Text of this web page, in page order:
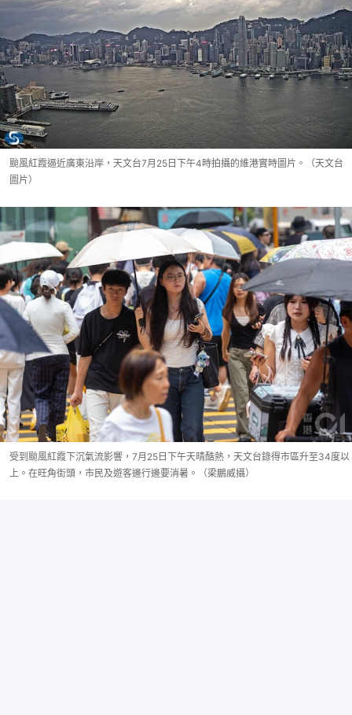
颱風紅霞逼近廣東沿岸，天文台7月25日下午4時拍攝的維港實時圖片。（天文台
圖片）
受到颱風紅霞下沉氣流影響，7月25日下午天晴酷熱，天文台錄得市區升至34度以
上。在旺角街頭，市民及遊客邊行邊要消暑。（梁鵬威攝）